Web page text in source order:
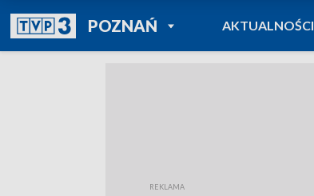
POZNAŃPOWRÓT DO
TVP REGIONY
AKTUALNOŚCI